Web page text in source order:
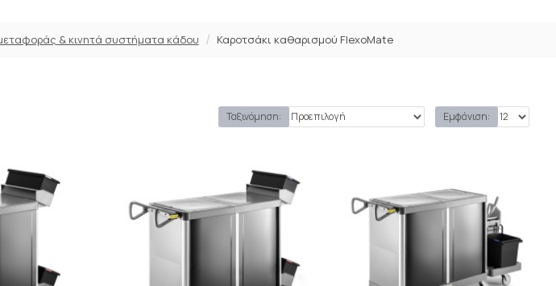
& κινητά συστήματα κάδου Καροτσάκι καθαρισμού FlexoMate
Ταξινόμηση: Εμφάνιση: